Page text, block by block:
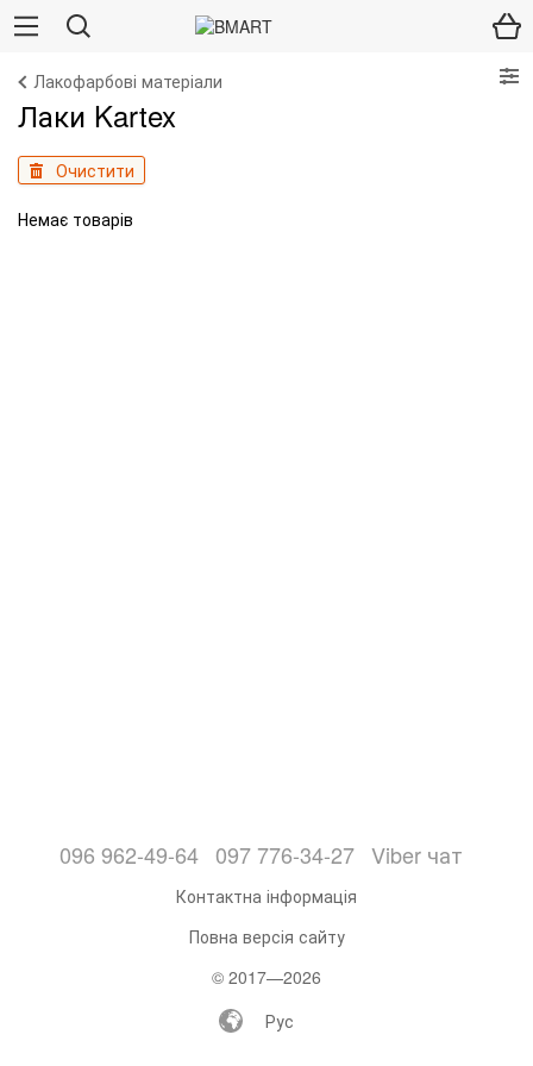
Лакофарбові матеріали
Лаки Kartex
Очистити
Немає товарів
096 962-49-64 097 776-34-27 Viber чат
Контактна інформація
Повна версія сайту
© 2017—2026
Рус